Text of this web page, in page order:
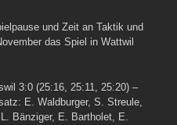
und Zeit an Taktik und
das Spiel in Wattwil
3:0 (25:16, 25:11, 25:20) –
E. Waldburger, S. Streule,
Bänziger, E. Bartholet, E.